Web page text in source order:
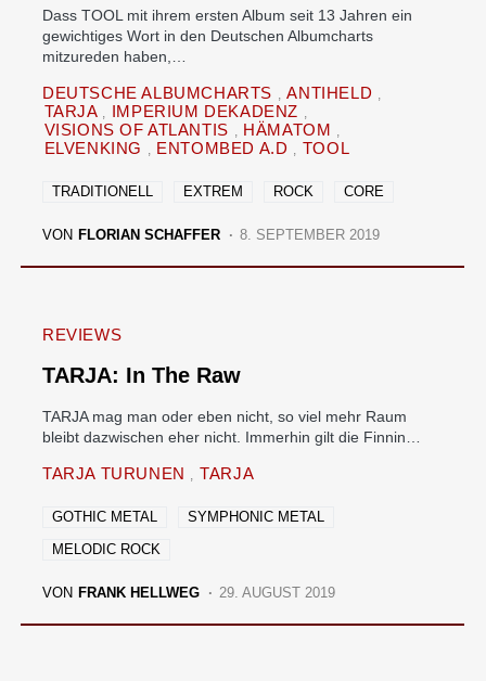
Dass TOOL mit ihrem ersten Album seit 13 Jahren ein
gewichtiges Wort in den Deutschen Albumcharts
mitzureden haben,…
DEUTSCHE ALBUMCHARTS
ANTIHELD
TARJA
IMPERIUM DEKADENZ
VISIONS OF ATLANTIS
HÄMATOM
ELVENKING
ENTOMBED A.D TOOL
TRADITIONELL EXTREM ROCK CORE
VON FLORIAN SCHAFFER 8. SEPTEMBER 2019
REVIEWS
TARJA: In The Raw
TARJA mag man oder eben nicht, so viel mehr Raum
bleibt dazwischen eher nicht. Immerhin gilt die Finnin…
TARJA TURUNEN TARJA
GOTHIC METAL
SYMPHONIC METAL
MELODIC ROCK
VON FRANK HELLWEG 29. AUGUST 2019